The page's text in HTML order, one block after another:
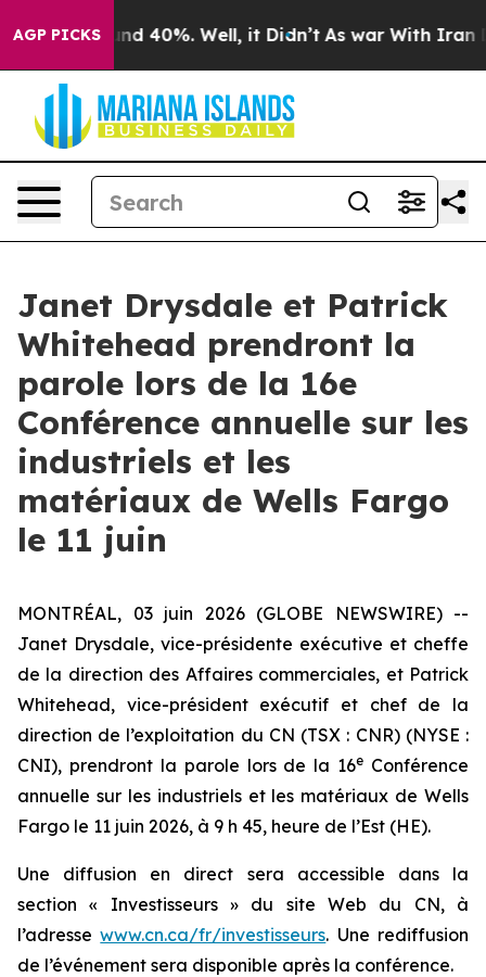
AGP PICKS
Around 40%. Well, it Didn’t As war With Iran
Janet Drysdale et Patrick
Whitehead prendront la
parole lors de la 16e
Conférence annuelle sur les
industriels et les
matériaux de Wells Fargo
le 11 juin
MONTRÉAL, 03 juin 2026 (GLOBE NEWSWIRE) --
Janet Drysdale, vice-présidente exécutive et cheffe
de la direction des Affaires commerciales, et Patrick
Whitehead, vice-président exécutif et chef de la
direction de l’exploitation du CN (TSX : CNR) (NYSE :
CNI), prendront la parole lors de la 16e Conférence
annuelle sur les industriels et les matériaux de Wells
Fargo le 11 juin 2026, à 9 h 45, heure de l’Est (HE).
Une diffusion en direct sera accessible dans la
section « Investisseurs » du site Web du CN, à
l’adressewww.cn.ca/fr/investisseurs. Une rediffusion
de l’événement sera disponible après la conférence.